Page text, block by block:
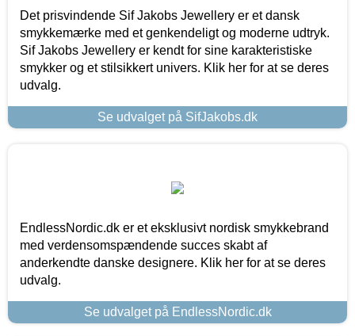
Det prisvindende Sif Jakobs Jewellery er et dansk
smykkemærke med et genkendeligt og moderne udtryk.
Sif Jakobs Jewellery er kendt for sine karakteristiske
smykker og et stilsikkert univers. Klik her for at se deres
udvalg.
Se udvalget på SifJakobs.dk
EndlessNordic.dk er et eksklusivt nordisk smykkebrand
med verdensomspændende succes skabt af
anderkendte danske designere. Klik her for at se deres
udvalg.
Se udvalget på EndlessNordic.dk